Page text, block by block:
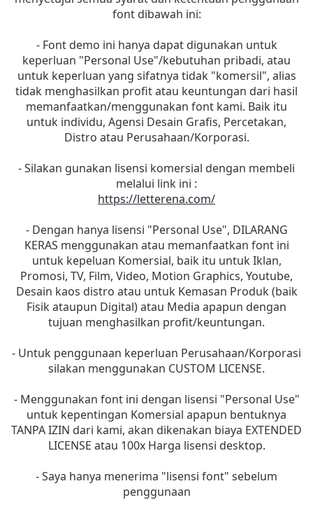
font dibawah ini:
- Font demo ini hanya dapat digunakan untuk
keperluan "Personal Use"/kebutuhan pribadi, atau
untuk keperluan yang sifatnya tidak "komersil", alias
tidak menghasilkan profit atau keuntungan dari hasil
memanfaatkan/menggunakan font kami. Baik itu
untuk individu, Agensi Desain Grafis, Percetakan,
Distro atau Perusahaan/Korporasi.
- Silakan gunakan lisensi komersial dengan membeli
melalui link ini :
https://letterena.com/
- Dengan hanya lisensi "Personal Use", DILARANG
KERAS menggunakan atau memanfaatkan font ini
untuk kepeluan Komersial, baik itu untuk Iklan,
Promosi, TV, Film, Video, Motion Graphics, Youtube,
Desain kaos distro atau untuk Kemasan Produk (baik
Fisik ataupun Digital) atau Media apapun dengan
tujuan menghasilkan profit/keuntungan.
- Untuk penggunaan keperluan Perusahaan/Korporasi
silakan menggunakan CUSTOM LICENSE.
- Menggunakan font ini dengan lisensi "Personal Use"
untuk kepentingan Komersial apapun bentuknya
TANPA IZIN dari kami, akan dikenakan biaya EXTENDED
LICENSE atau 100x Harga lisensi desktop.
- Saya hanya menerima "lisensi font" sebelum
penggunaan